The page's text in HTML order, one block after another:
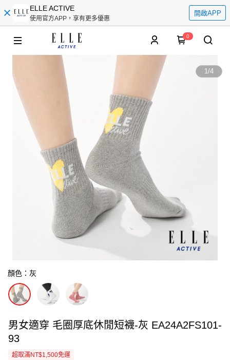
ELLE ACTIVE
使用官方APP，享有更多優惠
開啟APP
0
1/4
顏色：灰
男女適穿 毛圈厚底休閒短襪-灰 EA24A2FS101-
93
超取滿NT$1,500免運